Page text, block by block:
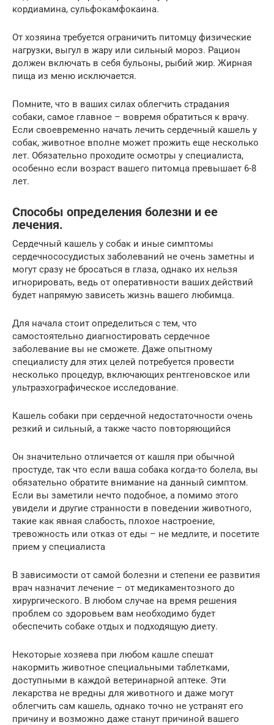
кордиамина, сульфокамфокаина.
От хозяина требуется ограничить питомцу физические
нагрузки, выгул в жару или сильный мороз. Рацион
должен включать в себя бульоны, рыбий жир. Жирная
пища из меню исключается.
Помните, что в ваших силах облегчить страдания
собаки, самое главное – вовремя обратиться к врачу.
Если своевременно начать лечить сердечный кашель у
собак, животное вполне может прожить еще несколько
лет. Обязательно проходите осмотры у специалиста,
особенно если возраст вашего питомца превышает 6-8
лет.
Способы определения болезни и ее
лечения.
Сердечный кашель у собак и иные симптомы
сердечнососудистых заболеваний не очень заметны и
могут сразу не бросаться в глаза, однако их нельзя
игнорировать, ведь от оперативности ваших действий
будет напрямую зависеть жизнь вашего любимца.
Для начала стоит определиться с тем, что
самостоятельно диагностировать сердечное
заболевание вы не сможете. Даже опытному
специалисту для этих целей потребуется провести
несколько процедур, включающих рентгеновское или
ультраэхографическое исследование.
Кашель собаки при сердечной недостаточности очень
резкий и сильный, а также часто повторяющийся
Он значительно отличается от кашля при обычной
простуде, так что если ваша собака когда-то болела, вы
обязательно обратите внимание на данный симптом.
Если вы заметили нечто подобное, а помимо этого
увидели и другие странности в поведении животного,
такие как явная слабость, плохое настроение,
тревожность или отказ от еды – не медлите, и посетите
прием у специалиста
В зависимости от самой болезни и степени ее развития
врач назначит лечение – от медикаментозного до
хирургического. В любом случае на время решения
проблем со здоровьем вам необходимо будет
обеспечить собаке отдых и подходящую диету.
Некоторые хозяева при любом кашле спешат
накормить животное специальными таблетками,
доступными в каждой ветеринарной аптеке. Эти
лекарства не вредны для животного и даже могут
облегчить сам кашель, однако точно не устранят его
причину и возможно даже станут причиной вашего